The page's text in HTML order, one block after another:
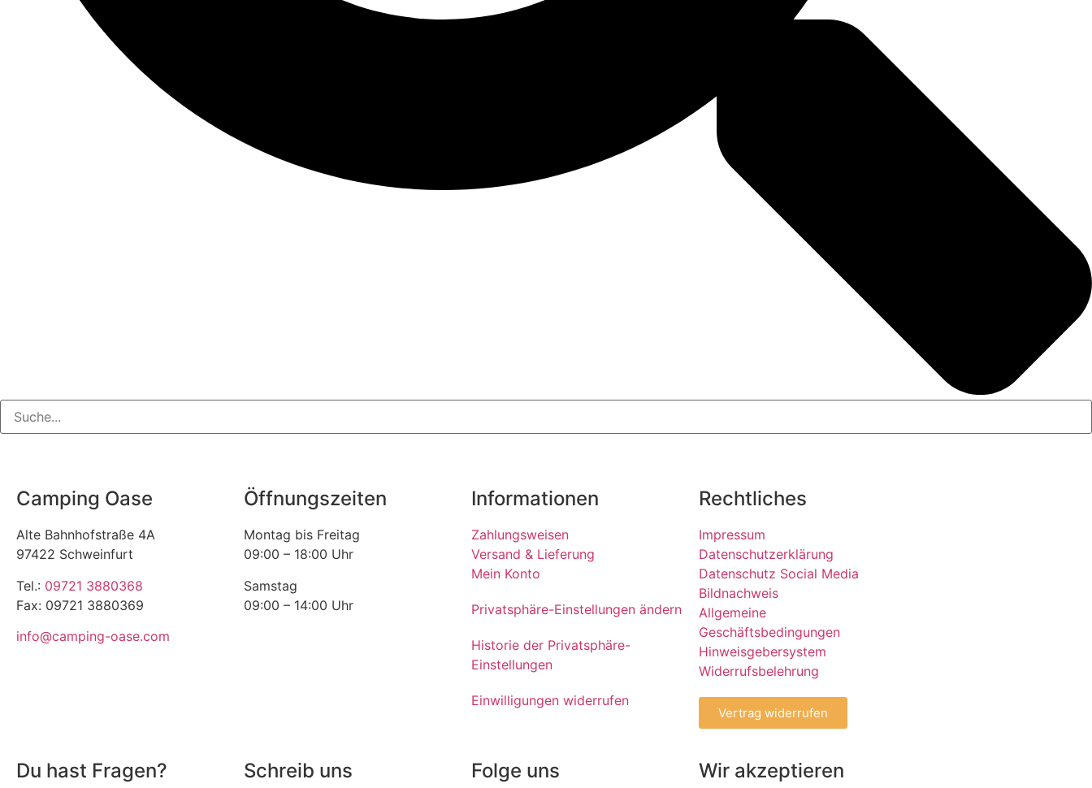
Camping Oase
Alte Bahnhofstraße 4A
97422 Schweinfurt
Tel.: 09721 3880368
Fax: 09721 3880369
info@camping-oase.com
Öffnungszeiten
Montag bis Freitag
09:00 – 18:00 Uhr
Samstag
09:00 – 14:00 Uhr
Informationen
Zahlungsweisen
Versand & Lieferung
Mein Konto
Privatsphäre-Einstellungen ändern
Historie der Privatsphäre-
Einstellungen
Einwilligungen widerrufen
Rechtliches
Impressum
Datenschutzerklärung
Datenschutz Social Media
Bildnachweis
Allgemeine
Geschäftsbedingungen
Hinweisgebersystem
Widerrufsbelehrung
Vertrag widerrufen
Du hast Fragen? Schreib uns Folge uns Wir akzeptieren